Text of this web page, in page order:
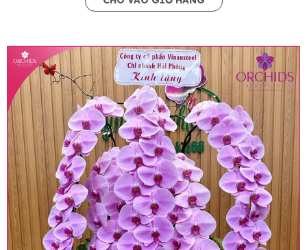
• Giá trên website chưa bao gồm thuế giá trị gia
• Giá trên được miễn ship giao trong nội thành,
miễn phí in thiệp - banner theo yêu cầu khách
hàng.
• Beautiful Orchids liên kết với các cửa hàng
trên toàn quốc để phục vụ giao hoa tận nơi, mỗi
khu vực sẽ có mức giá khác nhau (tùy vào chi
phí mặt bằng, nguyên vật liệu,..) nên giá có thể sẽ
thay đổi so với giá niêm yết trên website. Khách
hàng ở Tỉnh thành khác vui lòng chủ động hỏi lại
giá trước khi đặt hàng, shop sẽ chủ động báo giá
chính xác khi có địa chỉ giao hàng cụ thể.